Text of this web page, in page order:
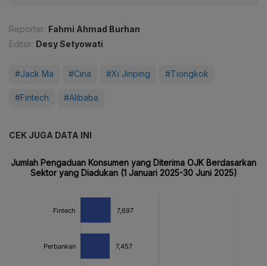
Reporter: Fahmi Ahmad Burhan
Editor: Desy Setyowati
#Jack Ma #Cina #Xi Jinping #Tiongkok
#Fintech #Alibaba
CEK JUGA DATA INI